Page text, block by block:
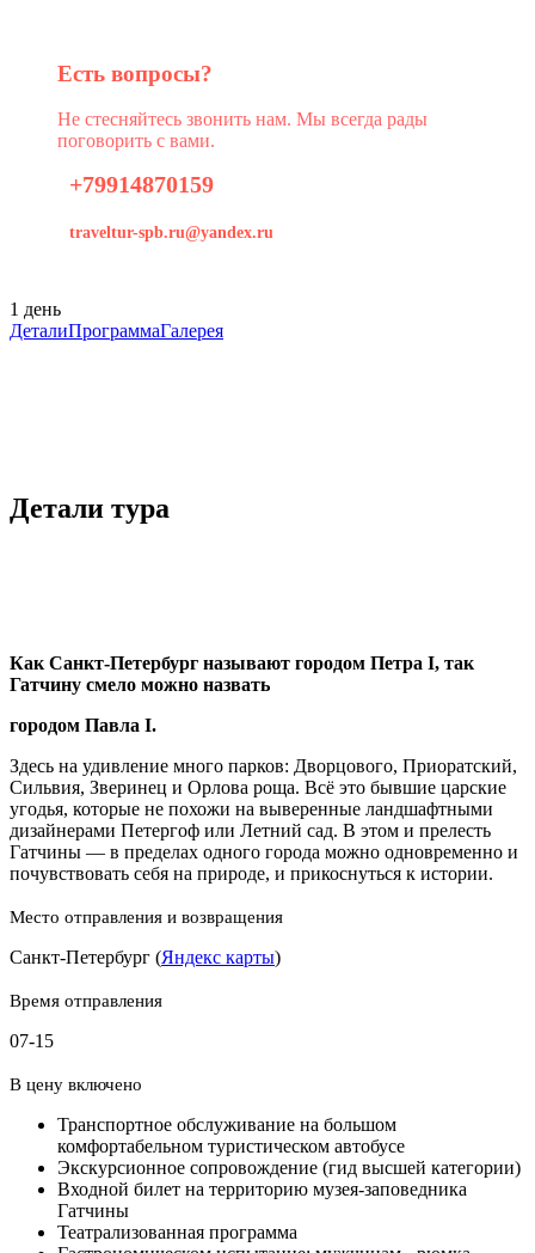
Есть вопросы?
Не стесняйтесь звонить нам. Мы всегда рады
поговорить с вами.
+79914870159
traveltur-spb.ru@yandex.ru
1 день
ДеталиПрограммаГалерея
Детали тура
Как Санкт-Петербург называют городом Петра I, так
Гатчину смело можно назвать
городом Павла I.
Здесь на удивление много парков: Дворцового, Приоратский,
Сильвия, Зверинец и Орлова роща. Всё это бывшие царские
угодья, которые не похожи на выверенные ландшафтными
дизайнерами Петергоф или Летний сад. В этом и прелесть
Гатчины — в пределах одного города можно одновременно и
почувствовать себя на природе, и прикоснуться к истории.
Место отправления и возвращения
Санкт-Петербург (Яндекс карты)
Время отправления
07-15
В цену включено
Транспортное обслуживание на большом
комфортабельном туристическом автобусе
Экскурсионное сопровождение (гид высшей категории)
Входной билет на территорию музея-заповедника
Гатчины
Театрализованная программа